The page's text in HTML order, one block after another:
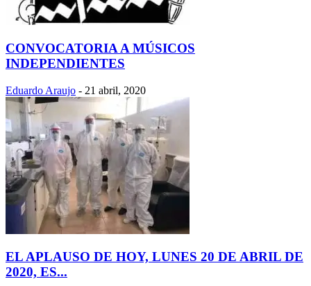
CONVOCATORIA A MÚSICOS
INDEPENDIENTES
Eduardo Araujo - 21 abril, 2020
EL APLAUSO DE HOY, LUNES 20 DE ABRIL DE
2020, ES...